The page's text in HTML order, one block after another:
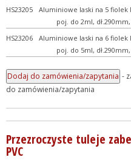
HS23205
Aluminiowe laski na 5
poj. do 2ml,
HS23206
Aluminiowe laski na 6
poj. do 5ml,
-
do zamówienia/zapytania
Przezroczyste tuleje
PVC